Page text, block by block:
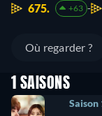
675.
+63
Où regarder ?
1 SAISONS
Saison